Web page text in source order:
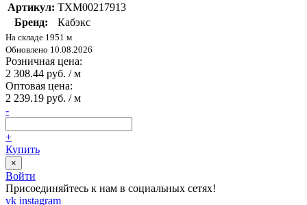
Артикул: ТХМ00217913
Бренд:
Кабэкс
На складе 1951 м
Обновлено 10.08.2026
Розничная цена:
2 308.44 руб. / м
Оптовая цена:
2 239.19 руб. / м
-
+
Купить
×
Войти
Присоединяйтесь к нам в социальных сетях!
vk instagram